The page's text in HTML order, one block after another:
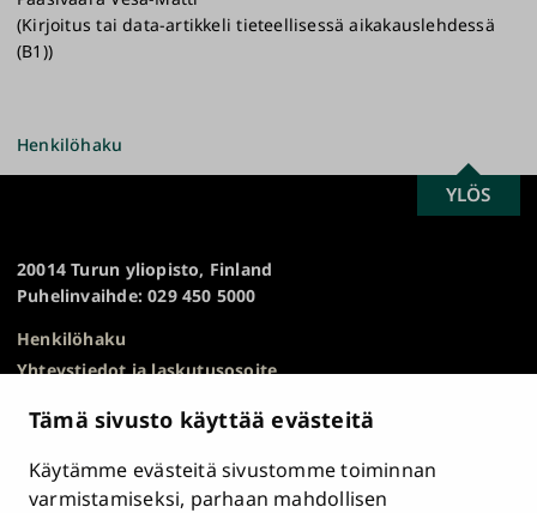
Tämä sivusto käyttää evästeitä
Käytämme evästeitä sivustomme toiminnan
varmistamiseksi, parhaan mahdollisen
(Kirjoitus tai data-artikkeli tieteellisessä aikakauslehdessä
(B1))
Henkilöhaku
20014 Turun yliopisto, Finland
Puhelinvaihde: 029 450 5000
Henkilöhaku
Yhteystiedot ja laskutusosoite
HR Excellence in Research
Tietosuojailmoitus
Asiakirjajulkisuuskuvaus ja tietopyynnöt
SCROLL
TO
YLÖS